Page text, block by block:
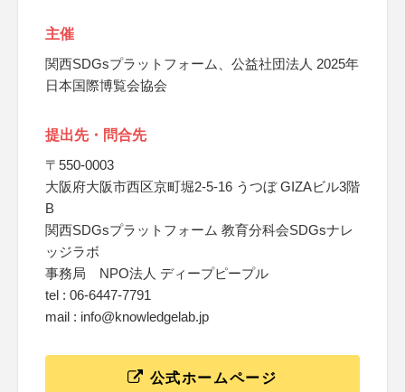
主催
関西SDGsプラットフォーム、公益社団法人 2025年
日本国際博覧会協会
提出先・問合先
〒550-0003
大阪府大阪市西区京町堀2-5-16 うつぼ GIZAビル3階
B
関西SDGsプラットフォーム 教育分科会SDGsナレ
ッジラボ
事務局 NPO法人 ディープピープル
tel : 06-6447-7791
mail : info@knowledgelab.jp
公式ホームページ